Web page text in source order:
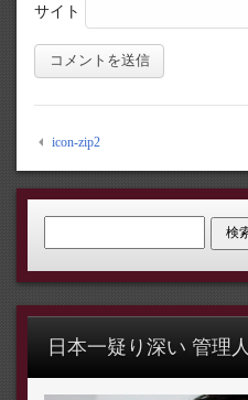
サイト
icon-zip2
日本一疑り深い 管理人